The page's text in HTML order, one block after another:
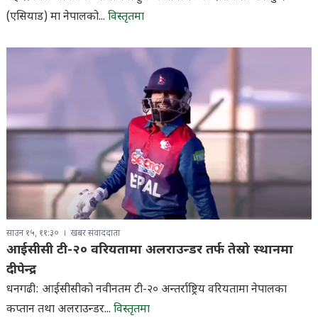
(एसियाड) मा नेपालको... विस्तृतमा
साउन १५, ११:३० खबर संवाददाता
आईसीसी टी-२० वरियतामा अलराउन्डर तर्फ तेस्रो स्थानमा
दीपेन्द्र
धनगढी: आईसीसीको नवीनतम टी-२० अन्तर्राष्ट्रिय वरियतामा नेपालका
कप्तान तथा अलराउन्डर... विस्तृतमा